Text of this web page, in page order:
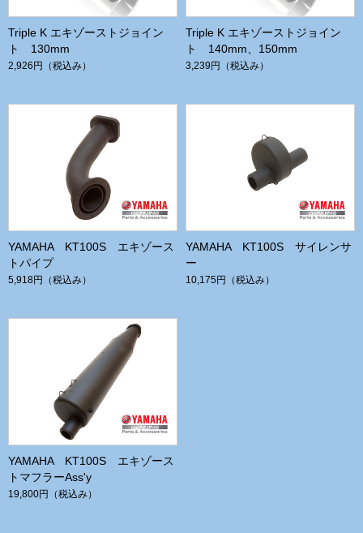
Triple K エキゾーストジョイン
ト 130mm
2,926円 （税込み）
Triple K エキゾーストジョイン
ト 140mm、150mm
3,239円 （税込み）
YAMAHA KT100S エキゾース
トパイプ
5,918円 （税込み）
YAMAHA KT100S サイレンサ
ー
10,175円 （税込み）
YAMAHA KT100S エキゾース
トマフラーAss'y
19,800円 （税込み）